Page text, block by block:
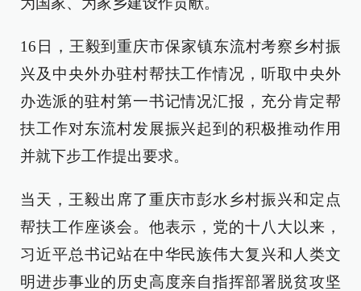
16日，王毅到重庆市保家镇东流村考察乡村振
兴及中央外办驻村帮扶工作情况，听取中央外
办选派的驻村第一书记情况汇报，充分肯定帮
扶工作对东流村发展振兴起到的积极推动作用
并就下步工作提出要求。
当天，王毅出席了重庆市彭水乡村振兴和定点
帮扶工作座谈会。他表示，党的十八大以来，
习近平总书记站在中华民族伟大复兴和人类文
明进步事业的历史高度亲自指挥部署脱贫攻坚